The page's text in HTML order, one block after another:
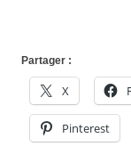
Partager :
X
Pinterest